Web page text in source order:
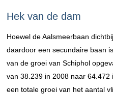
Hek van de dam
Hoewel de Aalsmeerbaan
daardoor een secundaire baan
van de groei van Schiphol
van 38.239 in 2008 naar
een totale groei van het aantal